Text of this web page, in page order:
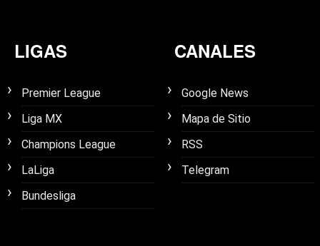
LIGAS
Premier League
Liga MX
Champions League
LaLiga
Bundesliga
CANALES
Google News
Mapa de Sitio
RSS
Telegram